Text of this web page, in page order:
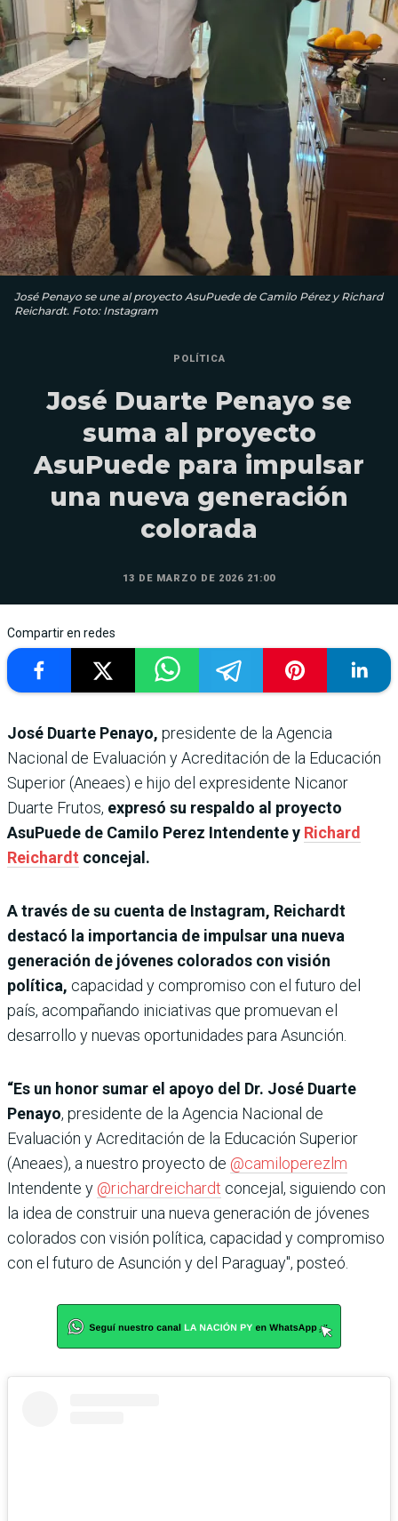
José Penayo se une al proyecto AsuPuede de Camilo Pérez y Richard
Reichardt. Foto: Instagram
POLÍTICA
José Duarte Penayo se
suma al proyecto
AsuPuede para impulsar
una nueva generación
colorada
13 DE MARZO DE 2026 21:00
Compartir en redes
José Duarte Penayo, presidente de la Agencia
Nacional de Evaluación y Acreditación de la Educación
Superior (Aneaes) e hijo del expresidente Nicanor
Duarte Frutos, expresó su respaldo al proyecto
AsuPuede de Camilo Perez Intendente y Richard
Reichardt concejal.
A través de su cuenta de Instagram, Reichardt
destacó la importancia de impulsar una nueva
generación de jóvenes colorados con visión
política, capacidad y compromiso con el futuro del
país, acompañando iniciativas que promuevan el
desarrollo y nuevas oportunidades para Asunción.
“Es un honor sumar el apoyo del Dr. José Duarte
Penayo, presidente de la Agencia Nacional de
Evaluación y Acreditación de la Educación Superior
(Aneaes), a nuestro proyecto de @camiloperezlm
Intendente y @richardreichardt concejal, siguiendo con
la idea de construir una nueva generación de jóvenes
colorados con visión política, capacidad y compromiso
con el futuro de Asunción y del Paraguay", posteó.